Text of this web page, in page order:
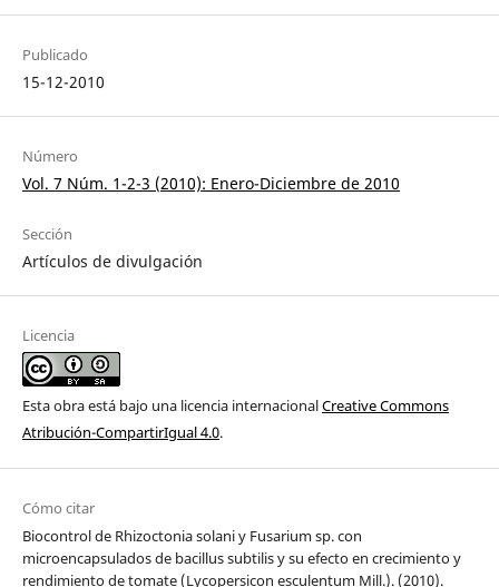
Publicado
15-12-2010
Número
Vol. 7 Núm. 1-2-3 (2010): Enero-Diciembre de 2010
Sección
Artículos de divulgación
Licencia
Esta obra está bajo una licencia internacionalCreative Commons
Atribución-CompartirIgual 4.0.
Cómo citar
Biocontrol de Rhizoctonia solani y Fusarium sp. con
microencapsulados de bacillus subtilis y su efecto en crecimiento y
rendimiento de tomate (Lycopersicon esculentum Mill.). (2010).